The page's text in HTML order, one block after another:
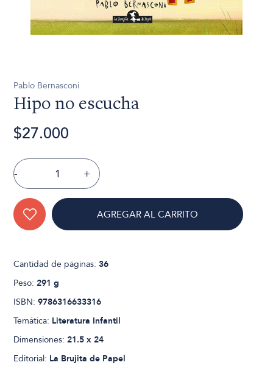
Pablo Bernasconi
Hipo no escucha
$27.000
- +
AGREGAR AL CARRITO
Cantidad de páginas:36
Peso:291 g
ISBN:9786316633316
Temática: Literatura Infantil
Dimensiones:21.5 x 24
Editorial: La Brujita de Papel